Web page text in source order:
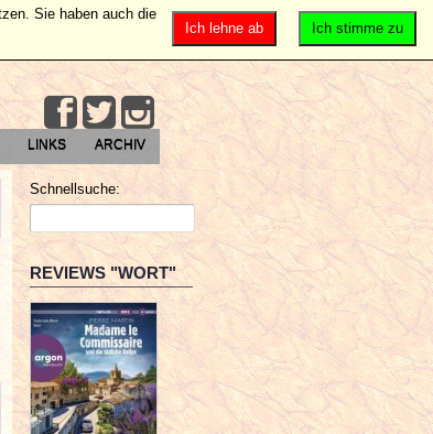
LINKS ARCHIV
Schnellsuche:
REVIEWS "WORT"
Ich stimme zu
Ich lehne ab
Sie haben auch die